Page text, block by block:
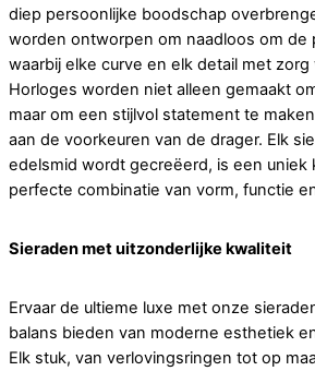
diep persoonlijke boodschap
worden ontworpen om naadloos om de
waarbij elke curve en elk detail met
Horloges worden niet alleen gemaakt
maar om een stijlvol statement te
aan de voorkeuren van de drager. Elk
edelsmid wordt gecreëerd, is een uniek
perfecte combinatie van vorm, functie
Sieraden met uitzonderlijke kwaliteit
Ervaar de ultieme luxe met onze
balans bieden van moderne esthetiek
Elk stuk, van verlovingsringen tot op